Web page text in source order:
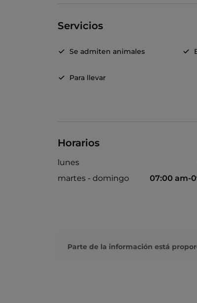
Servicios
Se admiten animales
Para llevar
Horarios
lunes
martes - domingo
07:00 am-
Parte de la información está